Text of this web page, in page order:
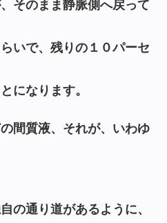
そのまま静脈側へ戻って
いで、残りの１０パーセ
になります。
間質液、それが、いわゆ
の通り道があるように、